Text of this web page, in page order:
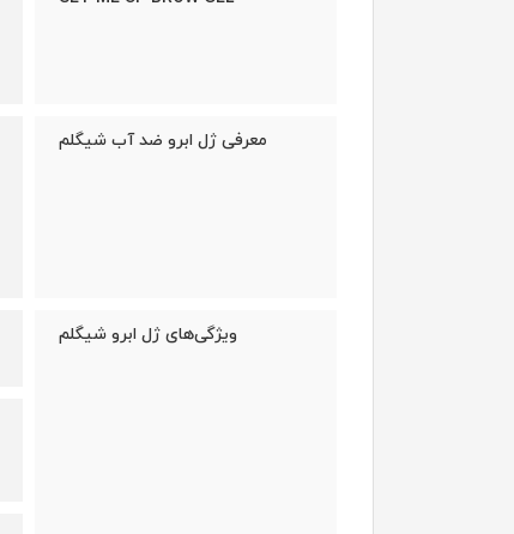
معرفی ژل ابرو ضد آب شیگلم
ویژگی‌های ژل ابرو شیگلم